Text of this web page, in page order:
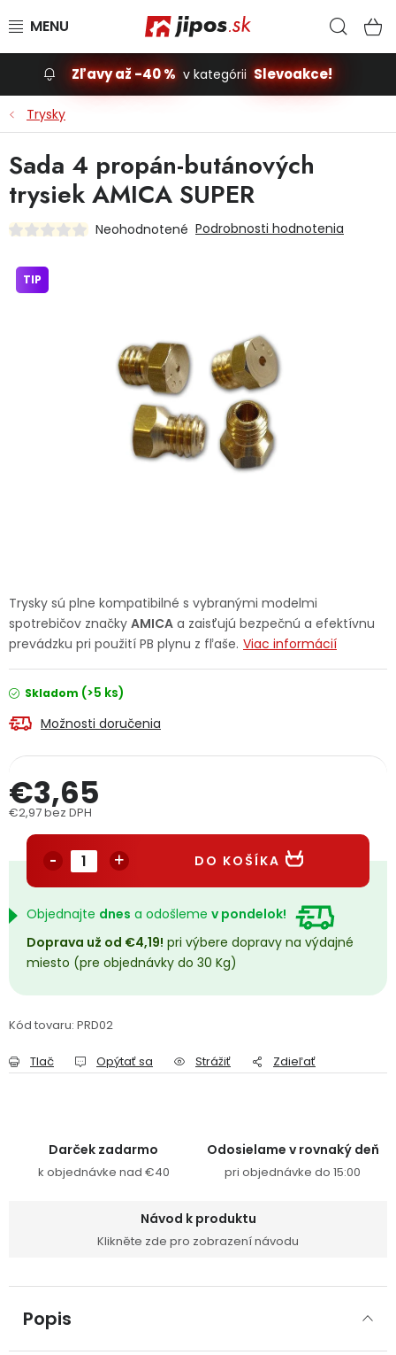
Slevoakce
Stavba, dom
Dielňa
Príslušenstvo pre automobily
Vybavenie a hračky pre deti
Ochranné pracovné pomôcky
Servis náradia Hodnotenie obchodu
Doprava a platba
Kontakty
Reklamačný formulár Odstúpenie v lehote 14 dní
Obchodné podmienky Reklamačný poriadok
Podmienky ochrany osobných údajov
Zľavy až -40 % v kategórii Slevoakce!
Trysky
Trysky sú plne kompatibilné s vybranými modelmi
spotrebičov značky AMICA a zaisťujú bezpečnú a efektívnu
prevádzku pri použití PB plynu z fľaše. Viac informácií
Skladom (>5 ks)
Možnosti doručenia
€3,65
€2,97 bez DPH
DO KOŠÍKA
Objednajte dnes a odošleme v pondelok!
Doprava už od €4,19! pri výbere dopravy na výdajné
miesto (pre objednávky do 30 Kg)
Kód tovaru: PRD02
Tlač Opýtať sa Strážiť Zdieľať
Sada 4 propán-butánových
trysiek AMICA SUPER
Neohodnotené Podrobnosti hodnotenia
TIP
Darček zadarmo
k objednávke nad €40
Odosielame v rovnaký deň
pri objednávke do 15:00
Návod k produktu
Klikněte zde pro zobrazení návodu
Popis